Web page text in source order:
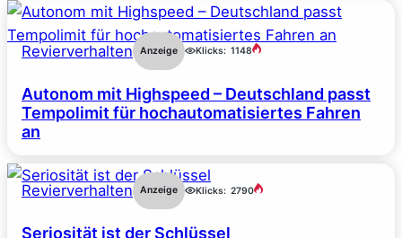
Revierverhalten Anzeige Klicks: 1148
Autonom mit Highspeed – Deutschland passt
Tempolimit für hochautomatisiertes Fahren
an
Revierverhalten Anzeige Klicks: 2790
Seriosität ist der Schlüssel